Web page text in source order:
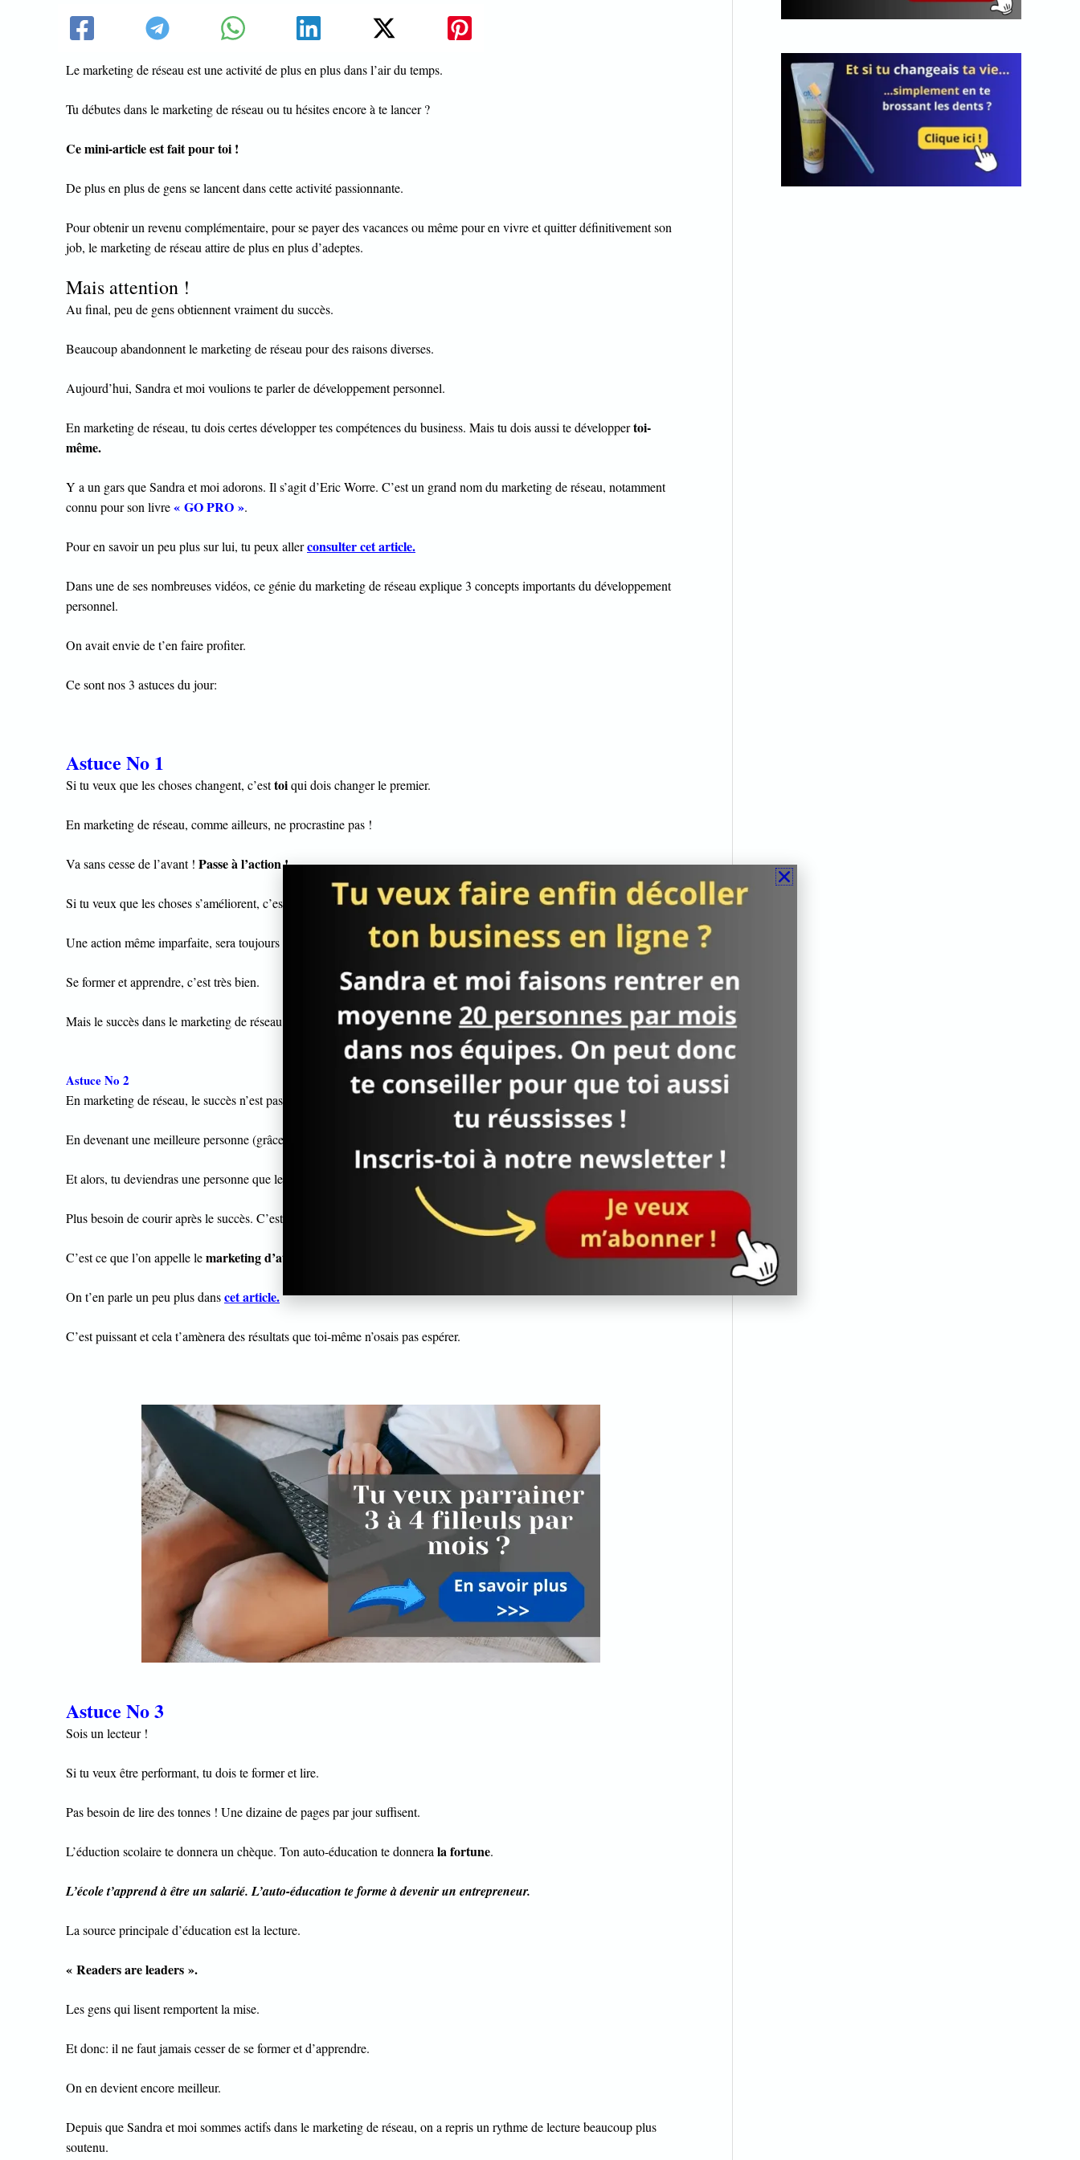
Le marketing de réseau est une activité de plus en plus dans l’air du temps.
Tu débutes dans le marketing de réseau ou tu hésites encore à te lancer ?
Ce mini-article est fait pour toi !
De plus en plus de gens se lancent dans cette activité passionnante.
Pour obtenir un revenu complémentaire, pour se payer des vacances ou même pour en vivre et quitter définitivement son
job, le marketing de réseau attire de plus en plus d’adeptes.
Mais attention !
Au final, peu de gens obtiennent vraiment du succès.
Beaucoup abandonnent le marketing de réseau pour des raisons diverses.
Aujourd’hui, Sandra et moi voulions te parler de développement personnel.
En marketing de réseau, tu dois certes développer tes compétences du business. Mais tu dois aussi te développertoi-
même.
Y a un gars que Sandra et moi adorons. Il s’agit d’Eric Worre. C’est un grand nom du marketing de réseau, notamment
connu pour son livre« GO PRO ».
Pour en savoir un peu plus sur lui, tu peux allerconsulter cet article.
Dans une de ses nombreuses vidéos, ce génie du marketing de réseau explique 3 concepts importants du développement
personnel.
On avait envie de t’en faire profiter.
Ce sont nos 3 astuces du jour:
Astuce No 1
Si tu veux que les choses changent, c’esttoiqui dois changer le premier.
En marketing de réseau, comme ailleurs, ne procrastine pas !
Va sans cesse de l’avant ! Passe à l’action !
Si tu veux que les choses s’améliorent, c’est toi qui dois t’améliorer le premier.
Une action même imparfaite, sera toujours mieux que pas d’action du tout !
Se former et apprendre, c’est très bien.
Mais le succès dans le marketing de réseau passe par l’action!
Astuce No 2
En marketing de réseau, le succès n’est pas quelque chose que l’on poursuit, mais que l’on attire.
En devenant une meilleure personne (grâce à l’astuce No 1 ci-dessus), tu deviendras quelqu’un de plus attractif.
Et alors, tu deviendras une personne que les gens admirent et vers laquelle ils seront attirés.
Plus besoin de courir après le succès. C’est lui qui viendra à toi.
C’est ce que l’on appelle lemarketing d’attraction.
On t’en parle un peu plus danscet article.
C’est puissant et cela t’amènera des résultats que toi-même n’osais pas espérer.
Astuce No 3
Sois un lecteur !
Si tu veux être performant, tu dois te former et lire.
Pas besoin de lire des tonnes ! Une dizaine de pages par jour suffisent.
L’éduction scolaire te donnera un chèque. Ton auto-éducation te donnera la fortune.
L’école t’apprend à être un salarié. L’auto-éducation te forme à devenir un entrepreneur.
La source principale d’éducation est la lecture.
« Readers are leaders ».
Les gens qui lisent remportent la mise.
Et donc: il ne faut jamais cesser de se former et d’apprendre.
On en devient encore meilleur.
Depuis que Sandra et moi sommes actifs dans le marketing de réseau, on a repris un rythme de lecture beaucoup plus
soutenu.